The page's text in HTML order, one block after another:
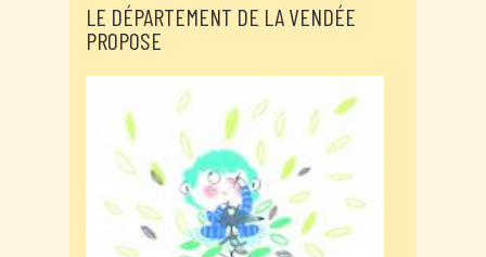
LE DÉPARTEMENT DE LA VENDÉE
PROPOSE